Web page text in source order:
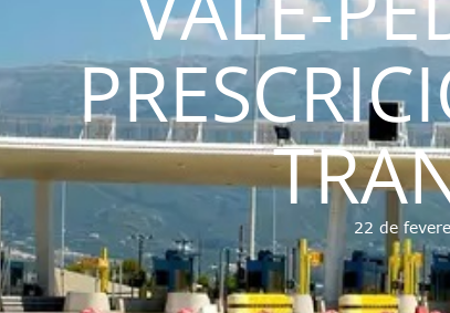
22 de